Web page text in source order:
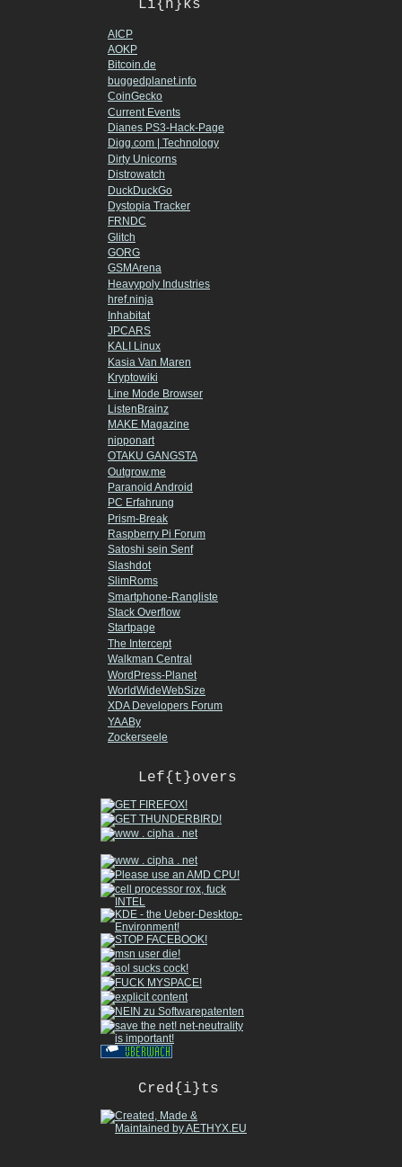
Li{n}ks
AICP
AOKP
Bitcoin.de
buggedplanet.info
CoinGecko
Current Events
Dianes PS3-Hack-Page
Digg.com | Technology
Dirty Unicorns
Distrowatch
DuckDuckGo
Dystopia Tracker
FRNDC
Glitch
GORG
GSMArena
Heavypoly Industries
href.ninja
Inhabitat
JPCARS
KALI Linux
Kasia Van Maren
Kryptowiki
Line Mode Browser
ListenBrainz
MAKE Magazine
nipponart
OTAKU GANGSTA
Outgrow.me
Paranoid Android
PC Erfahrung
Prism-Break
Raspberry Pi Forum
Satoshi sein Senf
Slashdot
SlimRoms
Smartphone-Rangliste
Stack Overflow
Startpage
The Intercept
Walkman Central
WordPress-Planet
WorldWideWebSize
XDA Developers Forum
YAABy
Zockerseele
Lef{t}overs
Cred{i}ts